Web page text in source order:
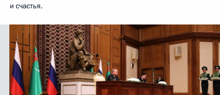
и счастья.